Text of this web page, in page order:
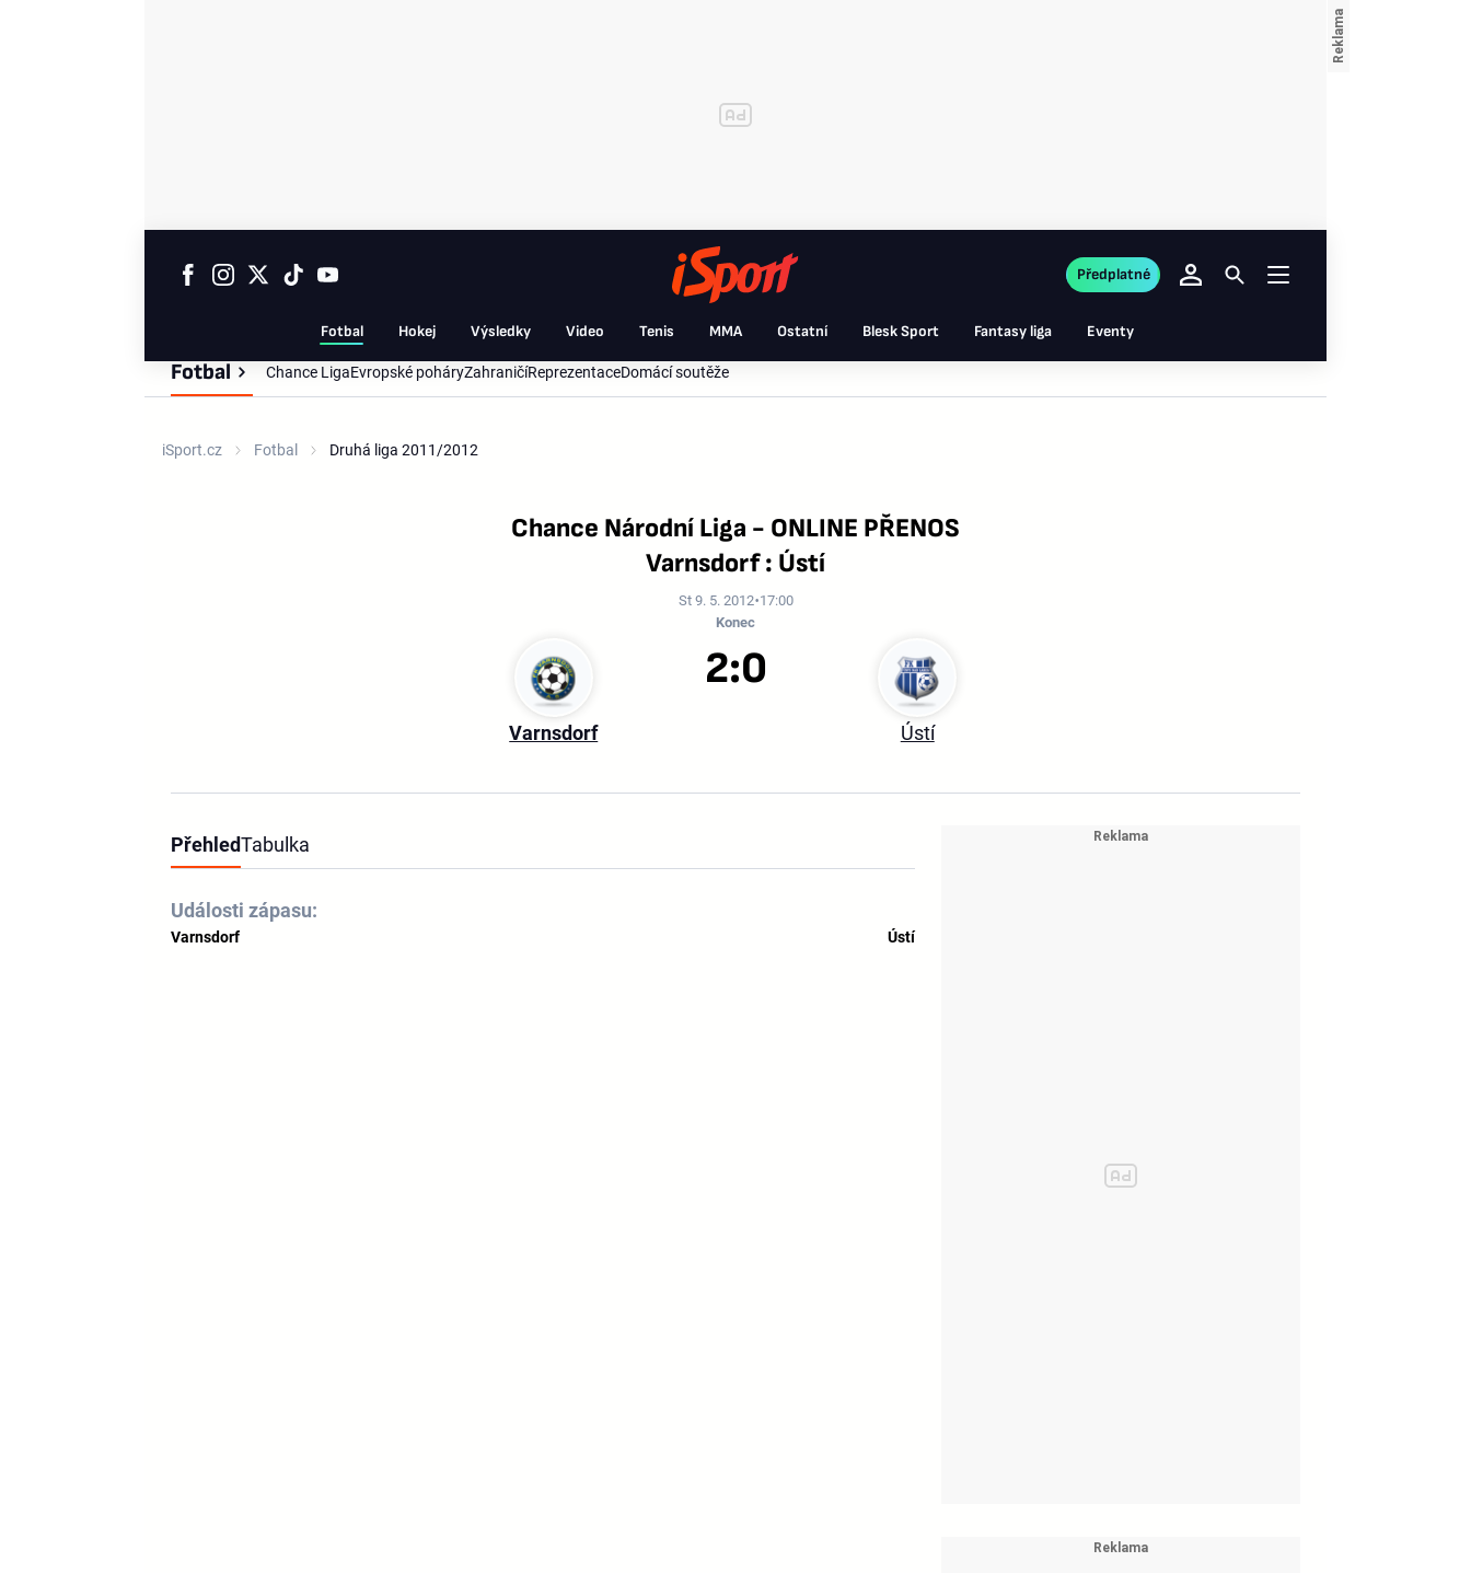
Fotbal Hokej Výsledky Video Tenis MMA Ostatní Blesk Sport Fantasy liga Eventy
Předplatné
Fotbal Chance LigaEvropské poháryZahraničíReprezentaceDomácí soutěže
iSport.cz Fotbal Druhá liga 2011/2012
Chance Národní Liga - ONLINE PŘENOS
Varnsdorf : Ústí
St 9. 5. 2012 17:00
Konec
Varnsdorf Ústí
2:0
PřehledTabulka
Události zápasu:
Varnsdorf Ústí